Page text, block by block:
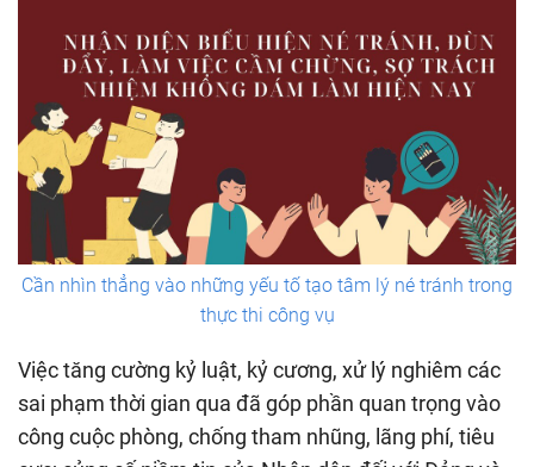
Cần nhìn thẳng vào những yếu tố tạo tâm lý né tránh trong
thực thi công vụ
Việc tăng cường kỷ luật, kỷ cương, xử lý nghiêm các
sai phạm thời gian qua đã góp phần quan trọng vào
công cuộc phòng, chống tham nhũng, lãng phí, tiêu